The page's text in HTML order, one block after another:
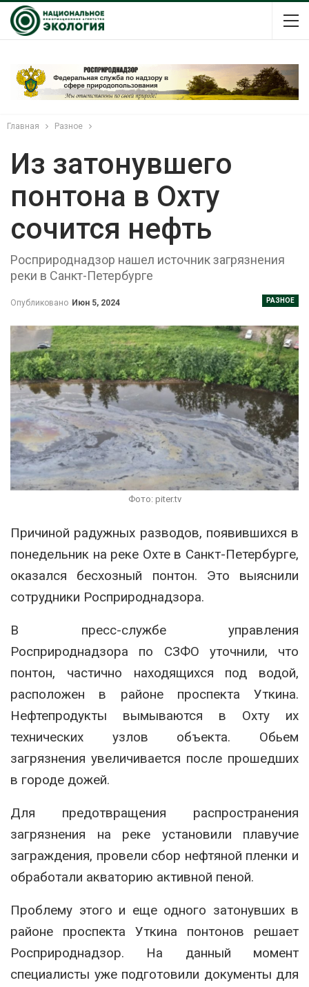
Главная Разное
Из затонувшего
понтона в Охту
сочится нефть
Росприроднадзор нашел источник загрязнения
реки в Санкт-Петербурге
РАЗНОЕ
Опубликовано Июн 5, 2024
Фото: piter.tv
Причиной радужных разводов, появившихся в
понедельник на реке Охте в Санкт-Петербурге,
оказался бесхозный понтон. Это выяснили
сотрудники Росприроднадзора.
В пресс-службе управления
Росприроднадзора по СЗФО уточнили, что
понтон, частично находящихся под водой,
расположен в районе проспекта Уткина.
Нефтепродукты вымываются в Охту их
технических узлов объекта. Обьем
загрязнения увеличивается после прошедших
в городе дожей.
Для предотвращения распространения
загрязнения на реке установили плавучие
заграждения, провели сбор нефтяной пленки и
обработали акваторию активной пеной.
Проблему этого и еще одного затонувших в
районе проспекта Уткина понтонов решает
Росприроднадзор. На данный момент
специалисты уже подготовили документы для